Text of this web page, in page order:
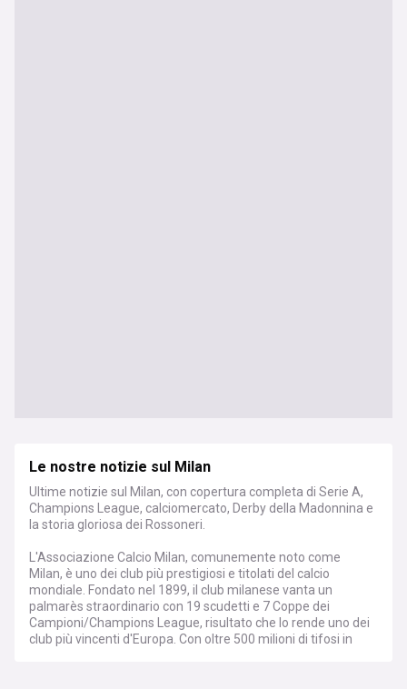
Le nostre notizie sul Milan
Ultime notizie sul Milan, con copertura completa di Serie A,
Champions League, calciomercato, Derby della Madonnina e
la storia gloriosa dei Rossoneri.
L'Associazione Calcio Milan, comunemente noto come
Milan, è uno dei club più prestigiosi e titolati del calcio
mondiale. Fondato nel 1899, il club milanese vanta un
palmarès straordinario con 19 scudetti e 7 Coppe dei
Campioni/Champions League, risultato che lo rende uno dei
club più vincenti d'Europa. Con oltre 500 milioni di tifosi in